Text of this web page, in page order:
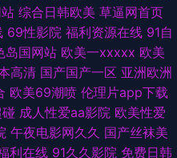
干 91TV免费看网址 国产精品久久阴
2区 丰满熟女一区二区三 91官方网
青青草原综合网 成人外网 色涩叉
自慰 91次元pc 九九精品这里有 91
综合日韩欧美 草逼网首页
69性影院 福利资源在线 91自
岛国网站 欧美一xxxxx 欧美
高清 国产国产一区 亚洲欧洲
欧美69潮喷 伦理片app下载
成人性爱aa影院 欧美性爱
午夜电影网久久 国产丝袜美
利在线 91久久影院 免费日韩